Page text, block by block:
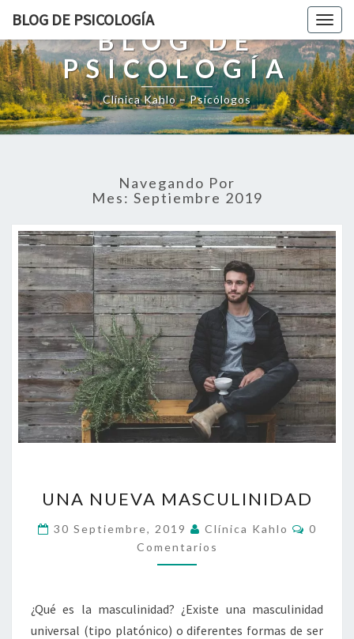
BLOG DE PSICOLOGÍA
BLOG DE
PSICOLOGÍA
Clínica Kahlo – Psicólogos
Navegando Por
Mes: Septiembre 2019
NUEVA
UNA NUEVA MASCULINIDAD
30 Septiembre, 2019 Clínica Kahlo
0
Comentarios
¿Qué es la masculinidad? ¿Existe una masculinidad
universal (tipo platónico) o diferentes formas de ser